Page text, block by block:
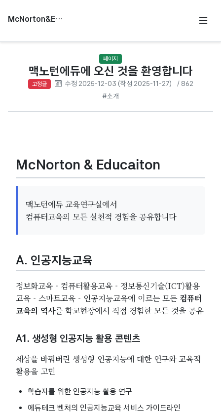
McNorton&Education
페이지
맥노턴에듀에 오신 것을 환영합니다
고정글 수정 2025-12-03 (작성 2025-11-27)
/ 862
#소개
McNorton & Educaiton
맥노턴에듀 교육연구실에서
컴퓨터교육의 모든 실천적 경험을 공유합니다
A. 인공지능교육
정보화교육 - 컴퓨터활용교육 - 정보통신기술(ICT)활용
교육 - 스마트교육 - 인공지능교육에 이르는 모든 컴퓨터
교육의 역사를 학교현장에서 직접 경험한 모든 것을 공유
A1. 생성형 인공지능 활용 콘텐츠
세상을 바꿔버린 생성형 인공지능에 대한 연구와 교육적
활용을 고민
학습자를 위한 인공지능 활용 연구
에듀테크 벤처의 인공지능교육 서비스 가이드라인